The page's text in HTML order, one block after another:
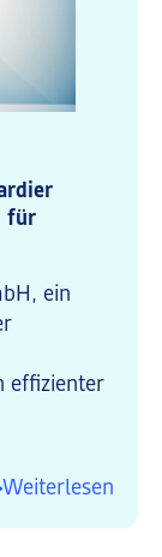
für
ein
effizienter
Weiterlesen